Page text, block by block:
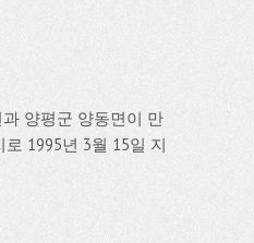
양평군 양동면이 만
1995년 3월 15일 지